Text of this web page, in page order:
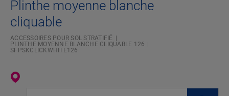
Plinthe moyenne blanche
cliquable
ACCESSOIRES POUR SOL STRATIFIÉ
PLINTHE MOYENNE BLANCHE CLIQUABLE 126
SFPSKCLICKWHITE126